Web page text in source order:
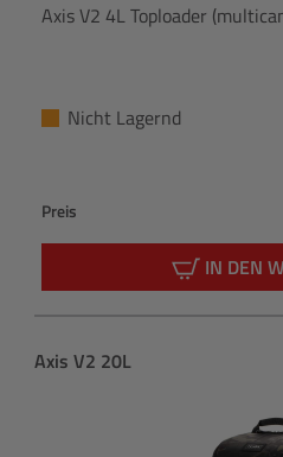
Axis V2 4L Toploader
Nicht Lagernd
Preis
IN DEN
Produktgalerie überspringen
Axis V2 20L